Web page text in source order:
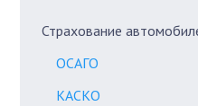
Страхование
ОСАГО
КАСКО